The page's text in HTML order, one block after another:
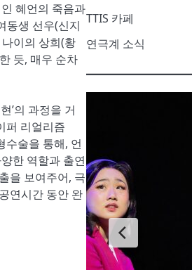
혜언의 죽음과
동생 선우(신지
이의 상희(황
듯, 매우 순차
’의 과정을 거
퍼 리얼리즘
수술을 통해, 언
한 역할과 출연
을 보여주어, 극
연시간 동안 완
TTIS 카페
연극계 소식